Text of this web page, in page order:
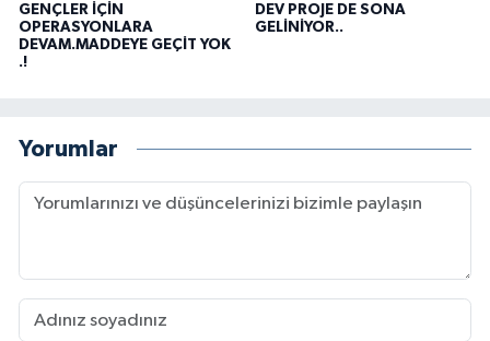
GENÇLER İÇİN
OPERASYONLARA
DEVAM.MADDEYE GEÇİT YOK
.!
DEV PROJE DE SONA
GELİNİYOR..
Yorumlar